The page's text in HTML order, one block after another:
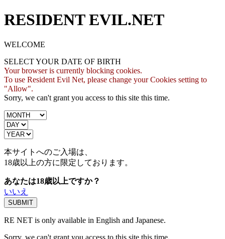
RESIDENT EVIL.NET
WELCOME
SELECT YOUR DATE OF BIRTH
Your browser is currently blocking cookies.
To use Resident Evil Net, please change your Cookies setting to
"Allow".
Sorry, we can't grant you access to this site this time.
本サイトへのご入場は、
18歳以上の方に限定しております。
あなたは18歳以上ですか？
いいえ
RE NET is only available in English and Japanese.
Sorry, we can't grant you access to this site this time.